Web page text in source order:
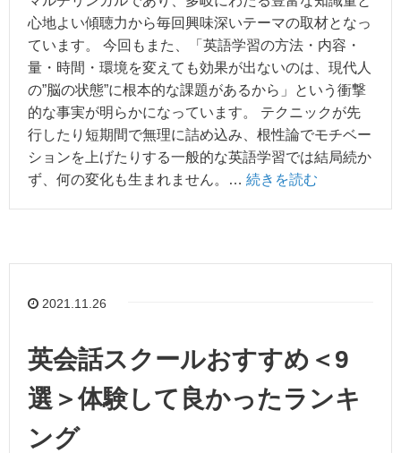
心地よい傾聴力から毎回興味深いテーマの取材となっ
ています。 今回もまた、「英語学習の方法・内容・
量・時間・環境を変えても効果が出ないのは、現代人
の”脳の状態”に根本的な課題があるから」という衝撃
的な事実が明らかになっています。 テクニックが先
行したり短期間で無理に詰め込み、根性論でモチベー
ションを上げたりする一般的な英語学習では結局続か
ず、何の変化も生まれません。… 続きを読む
2021.11.26
英会話スクールおすすめ＜9
選＞体験して良かったランキ
ング